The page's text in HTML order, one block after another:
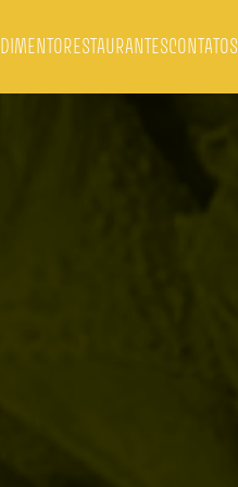
RESTAURANTESCONTATOS